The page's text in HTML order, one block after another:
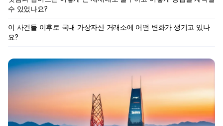
수 있었나요?
이 사건들 이후로 국내 가상자산 거래소에 어떤 변화가 생기고 있나
요?